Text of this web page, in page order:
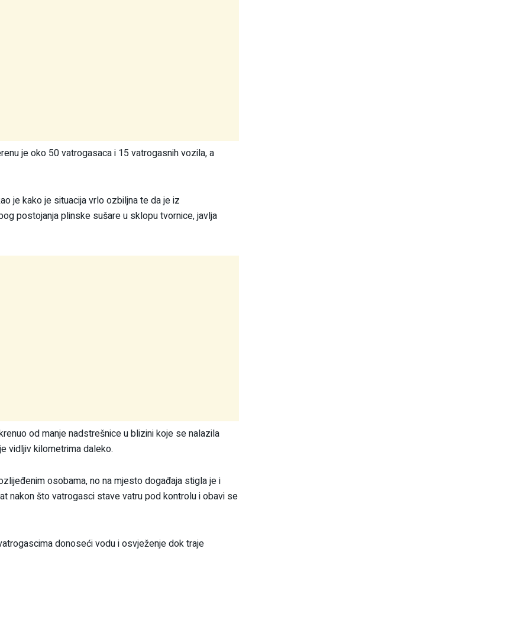
je oko 50 vatrogasaca i 15 vatrogasnih vozila, a
je kako je situacija vrlo ozbiljna te da je iz
postojanja plinske sušare u sklopu tvornice, javlja
od manje nadstrešnice u blizini koje se nalazila
vidljiv kilometrima daleko.
osobama, no na mjesto događaja stigla je i
nakon što vatrogasci stave vatru pod kontrolu i obavi se
donoseći vodu i osvježenje dok traje